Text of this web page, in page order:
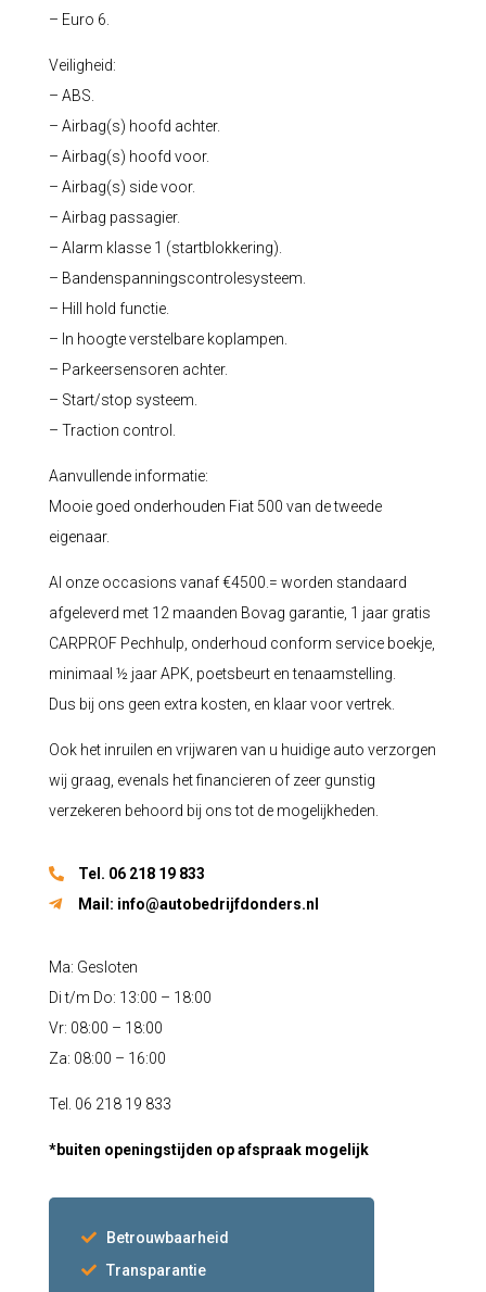
– Euro 6.
Veiligheid:
– ABS.
– Airbag(s) hoofd achter.
– Airbag(s) hoofd voor.
– Airbag(s) side voor.
– Airbag passagier.
– Alarm klasse 1 (startblokkering).
– Bandenspanningscontrolesysteem.
– Hill hold functie.
– In hoogte verstelbare koplampen.
– Parkeersensoren achter.
– Start/stop systeem.
– Traction control.
Aanvullende informatie:
Mooie goed onderhouden Fiat 500 van de tweede
eigenaar.
Al onze occasions vanaf €4500.= worden standaard
afgeleverd met 12 maanden Bovag garantie, 1 jaar gratis
CARPROF Pechhulp, onderhoud conform service boekje,
minimaal ½ jaar APK, poetsbeurt en tenaamstelling.
Dus bij ons geen extra kosten, en klaar voor vertrek.
Ook het inruilen en vrijwaren van u huidige auto verzorgen
wij graag, evenals het financieren of zeer gunstig
verzekeren behoord bij ons tot de mogelijkheden.
Tel. 06 218 19 833
Mail: info@autobedrijfdonders.nl
Ma: Gesloten
Di t/m Do: 13:00 – 18:00
Vr: 08:00 – 18:00
Za: 08:00 – 16:00
Tel. 06 218 19 833
*buiten openingstijden op afspraak mogelijk
Betrouwbaarheid
Transparantie